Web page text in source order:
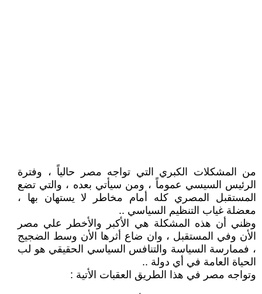
من المشكلات الكبري التي تواجه مصر حالياً ، وفترة
الرئيس السيسي عموماً ، ومن سيأتي بعده ، والتي تضع
المستقبل المصري كله أمام مخاطر لا يستهان بها ،
معضلة غياب التنظيم السياسي ..
وظني أن هذه المشكلة هي الأكبر والأخطر علي مصر
الأن وفي المستقبل ، وان ضاع أثرها الأن وسط الضجيج
، فممارسة السياسة والتنافس السياسي الحقيقي هو لب
الحياة العامة في أي دولة ..
وتواجه مصر في هذا الطريق العقبات الأتية :